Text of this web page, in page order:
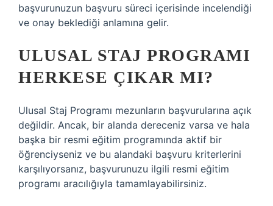
başvurunuzun başvuru süreci içerisinde incelendiği
ve onay beklediği anlamına gelir.
ULUSAL STAJ PROGRAMI
HERKESE ÇIKAR MI?
Ulusal Staj Programı mezunların başvurularına açık
değildir. Ancak, bir alanda dereceniz varsa ve hala
başka bir resmi eğitim programında aktif bir
öğrenciyseniz ve bu alandaki başvuru kriterlerini
karşılıyorsanız, başvurunuzu ilgili resmi eğitim
programı aracılığıyla tamamlayabilirsiniz.